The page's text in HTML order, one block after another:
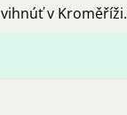
v Kroměříži.